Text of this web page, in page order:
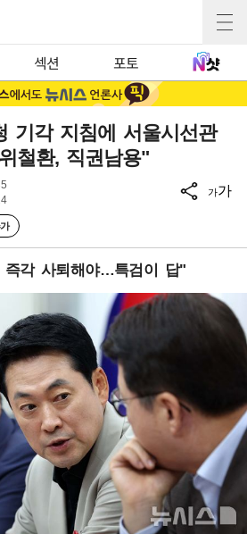
섹션 포토
기각 지침에 서울시선관
철환, 직권남용"
가가
즉각 사퇴해야…특검이 답"